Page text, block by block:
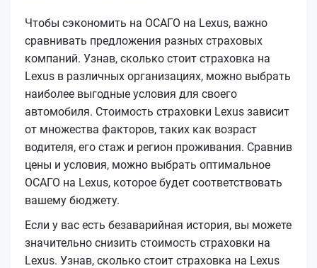
Чтобы сэкономить на ОСАГО на Lexus, важно
сравнивать предложения разных страховых
компаний. Узнав, сколько стоит страховка на
Lexus в различных организациях, можно выбрать
наиболее выгодные условия для своего
автомобиля. Стоимость страховки Lexus зависит
от множества факторов, таких как возраст
водителя, его стаж и регион проживания. Сравнив
цены и условия, можно выбрать оптимальное
ОСАГО на Lexus, которое будет соответствовать
вашему бюджету.
Если у вас есть безаварийная история, вы можете
значительно снизить стоимость страховки на
Lexus. Узнав, сколько стоит страховка на Lexus